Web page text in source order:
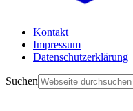
Kontakt
Impressum
Datenschutzerklärung
Suchen